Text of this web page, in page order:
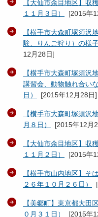
【大仙市余目地区】収
１１月３日）
[2015年
【横手市大森町塚須沢
験、りんご狩り）の様
12月28日]
【横手市大森町塚須沢
講習会、動物触れ合い
日）
[2015年12月28日]
【横手市大森町塚須沢
月８日）
[2015年12月
【大仙市余目地区】収
１１月２日）
[2015年
【横手市山内地区】そ
２６年１０月２６日）
[
【美郷町】東京都大田
０月３１日）
[2015年